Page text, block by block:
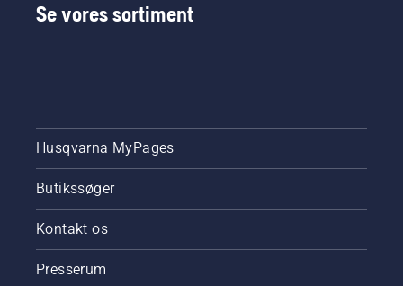
Se vores sortiment
Husqvarna MyPages
Butikssøger
Kontakt os
Presserum